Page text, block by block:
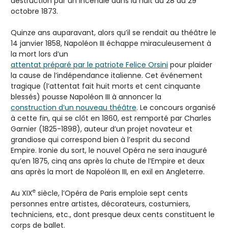
octobre 1873.
Quinze ans auparavant, alors qu’il se rendait au théâtre le
14 janvier 1858, Napoléon III échappe miraculeusement à
la mort lors d’un
attentat préparé par le patriote Felice Orsini pour plaider
la cause de l’indépendance italienne. Cet événement
tragique (l’attentat fait huit morts et cent cinquante
blessés) pousse Napoléon III à annoncer la
construction d’un nouveau théâtre. Le concours organisé
à cette fin, qui se clôt en 1860, est remporté par Charles
Garnier (1825-1898), auteur d’un projet novateur et
grandiose qui correspond bien à l’esprit du second
Empire. Ironie du sort, le nouvel Opéra ne sera inauguré
qu’en 1875, cinq ans après la chute de l’Empire et deux
ans après la mort de Napoléon III, en exil en Angleterre.
Au XIXe siècle, l’Opéra de Paris emploie sept cents
personnes entre artistes, décorateurs, costumiers,
techniciens, etc., dont presque deux cents constituent le
corps de ballet.